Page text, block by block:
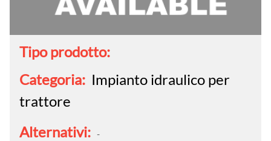
Tipo prodotto:
Categoria: Impianto idraulico per
trattore
Alternativi: -